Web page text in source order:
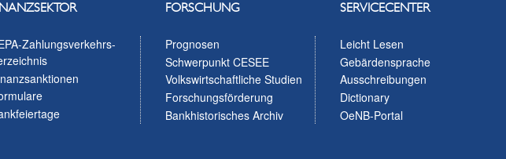
Zahlungsverkehrs-
FORSCHUNG
Prognosen
Schwerpunkt CESEE
Volkswirtschaftliche Studien
Forschungsförderung
Bankhistorisches Archiv
SERVICECENTER
Leicht Lesen
Gebärdensprache
Ausschreibungen
Dictionary
OeNB-Portal